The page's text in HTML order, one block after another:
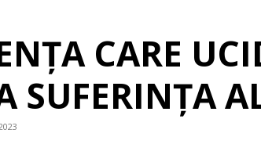
CARE
SUFERINȚA